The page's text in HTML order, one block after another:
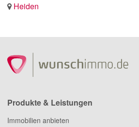
Heiden
Produkte & Leistungen
Immobilien anbieten